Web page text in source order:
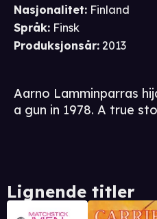
Nasjonalitet: Finland
Språk: Finsk
Produksjonsår: 2013
Aarno Lamminparras
a gun in 1978. A true
Lignende titler